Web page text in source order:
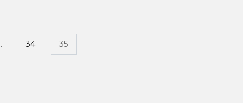
34 35